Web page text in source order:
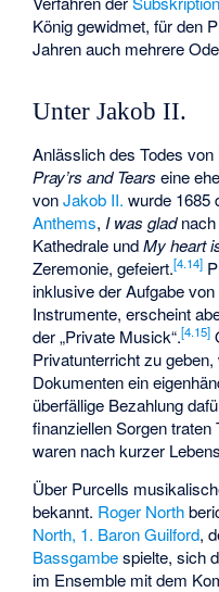
König gewidmet, für den
Jahren auch mehrere
Unter Jakob II.
Anlässlich des Todes
Pray’rs and Tears eine
vonJakob II. wurde 1685
Anthems, I was gladnach
Kathedrale undMy heart
Zeremonie, gefeiert.[4.14]
inklusive der Aufgabe
Instrumente, erscheint
der „Private Musick“.[4.15]
Privatunterricht zu
Dokumenten ein
überfällige Bezahlung
finanziellen Sorgen traten
waren nach kurzer
Über Purcells
bekannt. Roger North
North, 1. Baron Guilford,
Bassgambespielte, sich
im Ensemble mit dem